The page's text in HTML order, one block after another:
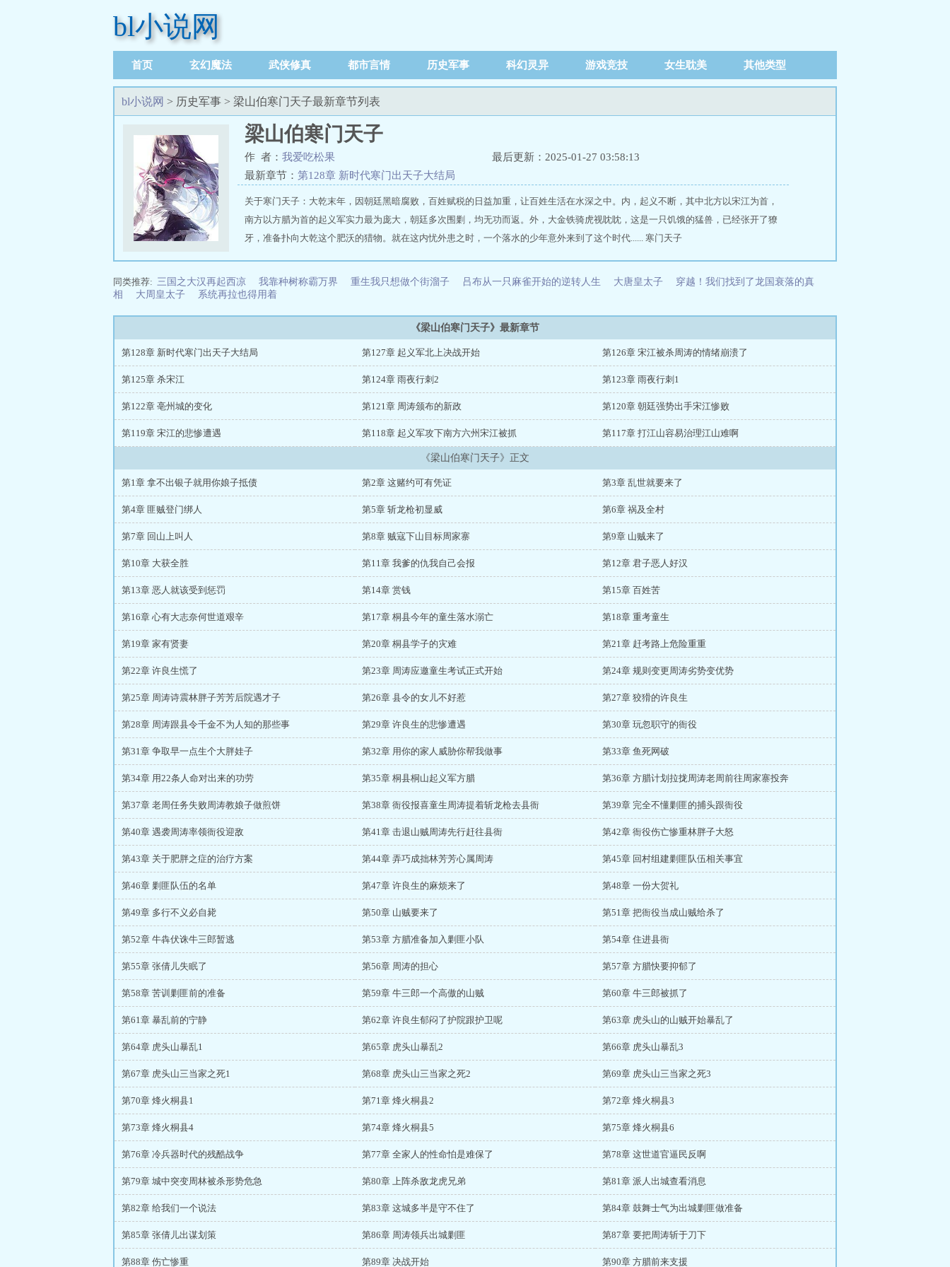
bl小说网
首页 玄幻魔法 武侠修真 都市言情 历史军事 科幻灵异 游戏竞技 女生耽美 其他类型
足迹记录
bl小说网 > 历史军事 > 梁山伯寒门天子最新章节列表
梁山伯寒门天子
作 者： 我爱吃松果
最后更新：2025-01-27 03:58:13
最新章节： 第128章 新时代寒门出天子大结局
关于寒门天子：大乾末年，因朝廷黑暗腐败，百姓赋税的日益加重，让百姓生活在水深之中。内，起义不断，其中北方以宋江为首，
南方以方腊为首的起义军实力最为庞大，朝廷多次围剿，均无功而返。外，大金铁骑虎视眈眈，这是一只饥饿的猛兽，已经张开了獠
牙，准备扑向大乾这个肥沃的猎物。就在这内忧外患之时，一个落水的少年意外来到了这个时代...... 寒门天子
同类推荐: 三国之大汉再起西凉 我靠种树称霸万界 重生我只想做个街溜子 吕布从一只麻雀开始的逆转人生 大唐皇太子
穿越！我们找到了龙国衰落的真
相
大周皇太子 系统再拉也得用着
《梁山伯寒门天子》最新章节
第128章 新时代寒门出天子大结局 第127章 起义军北上决战开始 第126章 宋江被杀周涛的情绪崩溃了
第125章 杀宋江 第124章 雨夜行刺2 第123章 雨夜行刺1
第122章 亳州城的变化 第121章 周涛颁布的新政 第120章 朝廷强势出手宋江惨败
第119章 宋江的悲惨遭遇 第118章 起义军攻下南方六州宋江被抓 第117章 打江山容易治理江山难啊
《梁山伯寒门天子》正文
第1章 拿不出银子就用你娘子抵债 第2章 这赌约可有凭证 第3章 乱世就要来了
第4章 匪贼登门绑人 第5章 斩龙枪初显威 第6章 祸及全村
第7章 回山上叫人 第8章 贼寇下山目标周家寨 第9章 山贼来了
第10章 大获全胜 第11章 我爹的仇我自己会报 第12章 君子恶人好汉
第13章 恶人就该受到惩罚 第14章 赏钱 第15章 百姓苦
第16章 心有大志奈何世道艰辛 第17章 桐县今年的童生落水溺亡 第18章 重考童生
第19章 家有贤妻 第20章 桐县学子的灾难 第21章 赶考路上危险重重
第22章 许良生慌了 第23章 周涛应邀童生考试正式开始 第24章 规则变更周涛劣势变优势
第25章 周涛诗震林胖子芳芳后院遇才子 第26章 县令的女儿不好惹 第27章 狡猾的许良生
第28章 周涛跟县令千金不为人知的那些事 第29章 许良生的悲惨遭遇 第30章 玩忽职守的衙役
第31章 争取早一点生个大胖娃子 第32章 用你的家人威胁你帮我做事 第33章 鱼死网破
第34章 用22条人命对出来的功劳 第35章 桐县桐山起义军方腊 第36章 方腊计划拉拢周涛老周前往周家寨投奔
第37章 老周任务失败周涛教娘子做煎饼 第38章 衙役报喜童生周涛提着斩龙枪去县衙 第39章 完全不懂剿匪的捕头跟衙役
第40章 遇袭周涛率领衙役迎敌 第41章 击退山贼周涛先行赶往县衙 第42章 衙役伤亡惨重林胖子大怒
第43章 关于肥胖之症的治疗方案 第44章 弄巧成拙林芳芳心属周涛 第45章 回村组建剿匪队伍相关事宜
第46章 剿匪队伍的名单 第47章 许良生的麻烦来了 第48章 一份大贺礼
第49章 多行不义必自毙 第50章 山贼要来了 第51章 把衙役当成山贼给杀了
第52章 牛犇伏诛牛三郎暂逃 第53章 方腊准备加入剿匪小队 第54章 住进县衙
第55章 张倩儿失眠了 第56章 周涛的担心 第57章 方腊快要抑郁了
第58章 苦训剿匪前的准备 第59章 牛三郎一个高傲的山贼 第60章 牛三郎被抓了
第61章 暴乱前的宁静 第62章 许良生郁闷了护院跟护卫呢 第63章 虎头山的山贼开始暴乱了
第64章 虎头山暴乱1 第65章 虎头山暴乱2 第66章 虎头山暴乱3
第67章 虎头山三当家之死1 第68章 虎头山三当家之死2 第69章 虎头山三当家之死3
第70章 烽火桐县1 第71章 烽火桐县2 第72章 烽火桐县3
第73章 烽火桐县4 第74章 烽火桐县5 第75章 烽火桐县6
第76章 冷兵器时代的残酷战争 第77章 全家人的性命怕是难保了 第78章 这世道官逼民反啊
第79章 城中突变周林被杀形势危急 第80章 上阵杀敌龙虎兄弟 第81章 派人出城查看消息
第82章 给我们一个说法 第83章 这城多半是守不住了 第84章 鼓舞士气为出城剿匪做准备
第85章 张倩儿出谋划策 第86章 周涛领兵出城剿匪 第87章 要把周涛斩于刀下
第88章 伤亡惨重 第89章 决战开始 第90章 方腊前来支援